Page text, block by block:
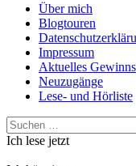
Über mich
Blogtouren
Impressum
Aktuelles
Neuzugänge
Lese- und Hörliste
Suchen
nach:
Ich lese jetzt